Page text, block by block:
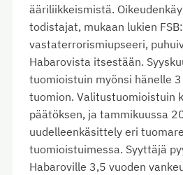
ääriliikkeismistä.
todistajat, mukaan lukien
vastaterrorismiupseeri,
Habarovista itsestään.
tuomioistuin myönsi hänelle
tuomion. Valitustuomioistuin
päätöksen, ja tammikuussa
uudelleenkäsittely eri
tuomioistuimessa. Syyttäjä
Habaroville 3,5 vuoden